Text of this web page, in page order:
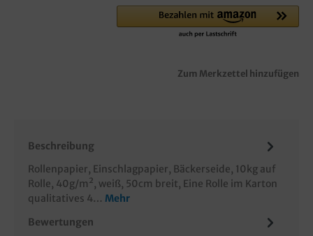
Zum Merkzettel hinzufügen
Beschreibung
Rollenpapier, Einschlagpapier, Bäckerseide, 10kg auf
Rolle, 40g/m², weiß, 50cm breit, Eine Rolle im Karton
qualitatives 4… Mehr
Bewertungen